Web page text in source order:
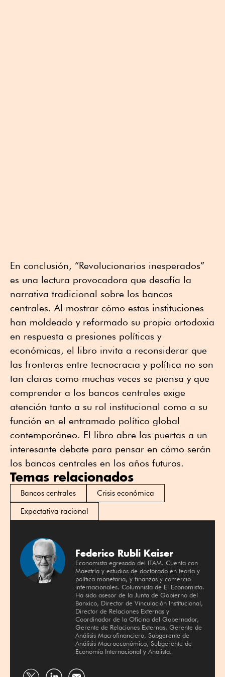
En conclusión, “Revolucionarios inesperados”
es una lectura provocadora que desafía la
narrativa tradicional sobre los bancos
centrales. Al mostrar cómo estas instituciones
han moldeado y reformado su propia ortodoxia
en respuesta a presiones políticas y
económicas, el libro invita a reconsiderar que
las fronteras entre tecnocracia y política no son
tan claras como muchas veces se piensa y que
comprender a los bancos centrales exige
atención tanto a su rol institucional como a su
función en el entramado político global
contemporáneo. El libro abre las puertas a un
interesante debate para pensar en cómo serán
los bancos centrales en los años futuros.
Temas relacionados
Bancos centrales
Crisis económica
Expectativa racional
Federico Rubli Kaiser
Economista egresado del ITAM. Cuenta con
Maestría y estudios de doctorado en teoría y
política monetaria, y finanzas y comercio
internacionales. Columnista de El Economista.
Ha sido asesor de la Junta de Gobierno del
Banxico, Director de Vinculación Institucional,
Director de Relaciones Externas y
Coordinador de la Oficina del Gobernador,
Gerente de Relaciones Externas, Gerente de
Análisis Macrofinanciero, Subgerente de
Análisis Macroeconómico, Subgerente de
Economía Internacional y Analista.